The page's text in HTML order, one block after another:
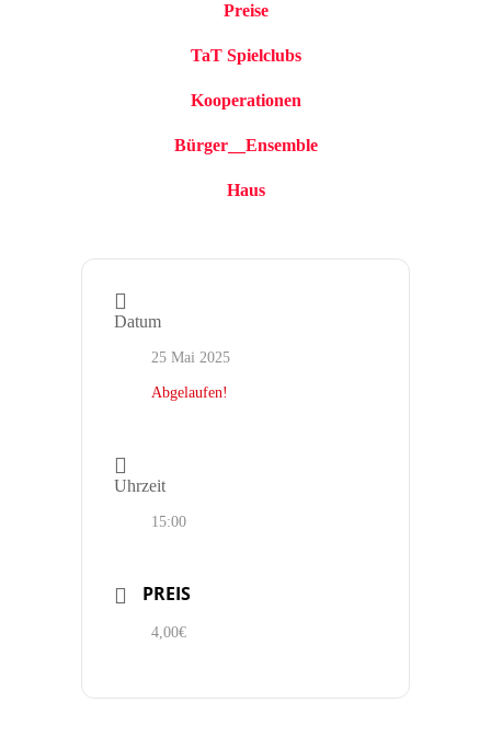
Preise
TaT Spielclubs
Kooperationen
Bürger__Ensemble
Haus
Datum
25 Mai 2025
Abgelaufen!
Uhrzeit
15:00
PREIS
4,00€